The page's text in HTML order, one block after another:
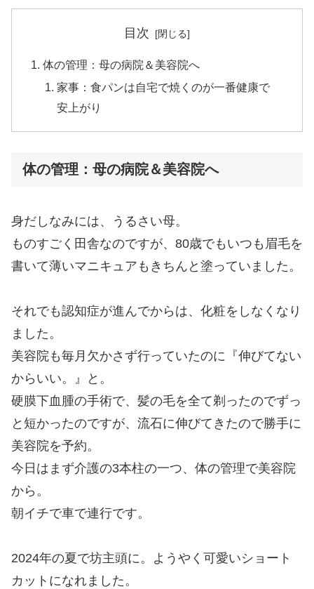
目次
体の管理：母の病院＆美容院へ
家事：食パンは自宅で焼くのが一番健康で
安上がり
体の管理：母の病院＆美容院へ
身だしなみには、うるさい母。
ものすごく田舎なのですが、80歳でもいつも眉毛を
書いて薄いマニキュアもきちんと塗っていました。
それでも認知症が進んでからは、化粧をしなくなり
ました。
美容院も毎月欠かさず行っていたのに『伸びてない
からいい。』と。
硬膜下血腫の手術で、髪の毛を全て剃ったのでずっ
と短かったのですが、流石に伸びてきたので勝手に
美容院を予約。
今日はまず介護の3本柱の一つ、体の管理で美容院
から。
朝イチで車で連行です。
2024年の夏で坊主頭に。ようやく可愛いショート
カットになれました。